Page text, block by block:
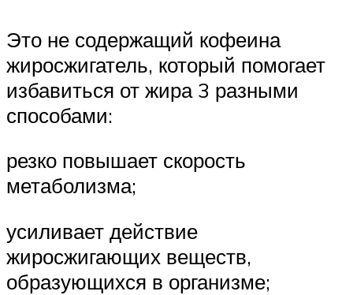
Это не содержащий кофеина
жиросжигатель, который помогает
избавиться от жира 3 разными
способами:
резко повышает скорость
метаболизма;
усиливает действие
жиросжигающих веществ,
образующихся в организме;